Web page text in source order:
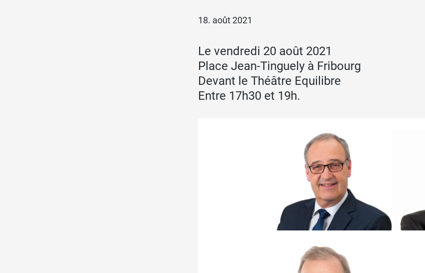
18. août 2021
Le vendredi 20 août 2021
Place Jean-Tinguely à Fribourg
Devant le Théâtre Equilibre
Entre 17h30 et 19h.